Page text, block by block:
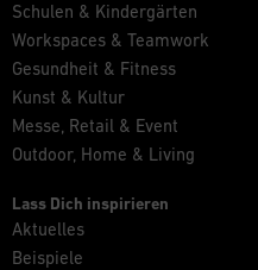
Schulen & Kindergärten
Workspaces & Teamwork
Gesundheit & Fitness
Kunst & Kultur
Messe, Retail & Event
Outdoor, Home & Living
Lass Dich inspirieren
Aktuelles
Beispiele